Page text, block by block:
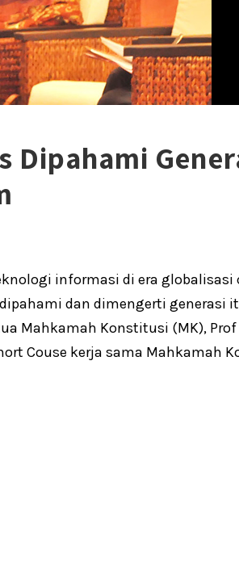
Dipahami
informasi di era
dan dimengerti generasi
Mahkamah Konstitusi (MK), Prof
Couse kerja sama Mahkamah